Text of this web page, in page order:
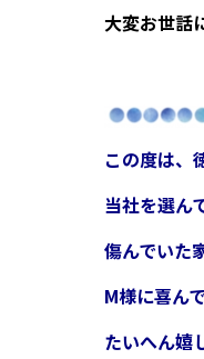
大変お世話
この度は、
当社を選ん
傷んでいた
M様に喜ん
たいへん嬉